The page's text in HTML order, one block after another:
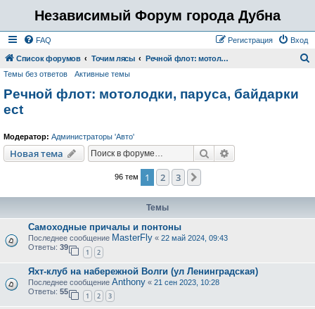
Независимый Форум города Дубна
FAQ Вход
Регистрация
Список форумов Точим лясы Речной флот: мотолодки, паруса, байдарки ect
Темы без ответов Активные темы
Речной флот: мотолодки, паруса, байдарки
ect
Модератор: Администраторы 'Авто'
Новая тема Поиск
96 тем 1 2 3
Темы
Самоходные причалы и понтоны
Последнее сообщение MasterFly « 22 май 2024, 09:43
Ответы: 39
1 2
Яхт-клуб на набережной Волги (ул Ленинградская)
Последнее сообщение Anthony « 21 сен 2023, 10:28
Ответы: 55
1 2 3